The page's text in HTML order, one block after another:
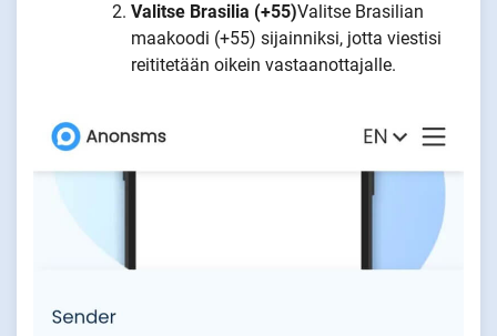
Valitse Brasilia (+55)Valitse Brasilian
maakoodi (+55) sijainniksi, jotta viestisi
reititetään oikein vastaanottajalle.